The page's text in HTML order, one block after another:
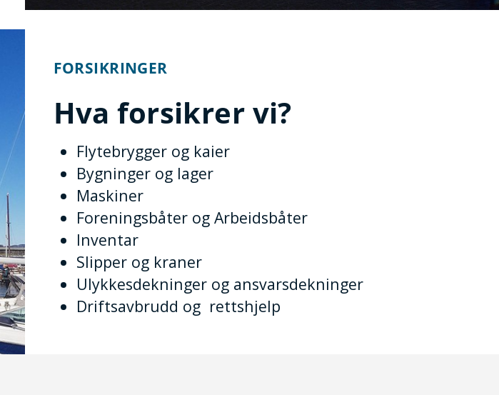
FORSIKRINGER
Hva forsikrer vi?
Flytebrygger og kaier
Bygninger og lager
Maskiner
Foreningsbåter og Arbeidsbåter
Inventar
Slipper og kraner
Ulykkesdekninger og ansvarsdekninger
Driftsavbrudd og rettshjelp